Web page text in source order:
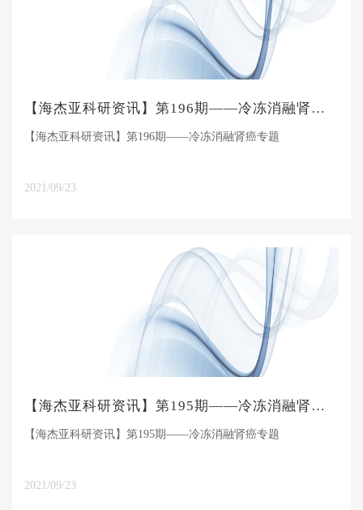
【海杰亚科研资讯】第196期——冷冻消融肾癌专题
【海杰亚科研资讯】第196期——冷冻消融肾癌专题
2021/09/23
【海杰亚科研资讯】第195期——冷冻消融肾癌专题
【海杰亚科研资讯】第195期——冷冻消融肾癌专题
2021/09/23